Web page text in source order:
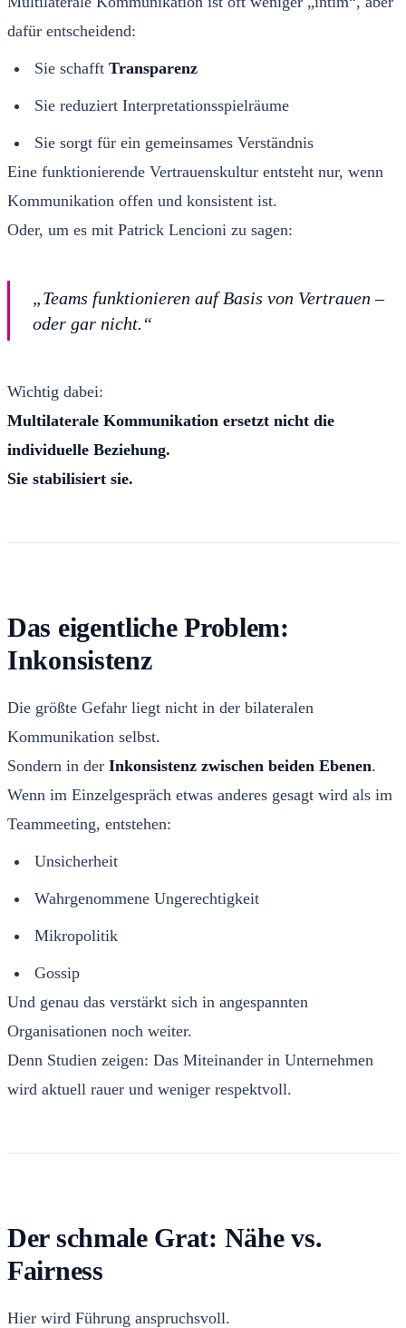
dafür entscheidend:
Sie schafft Transparenz
Sie reduziert Interpretationsspielräume
Sie sorgt für ein gemeinsames Verständnis
Eine funktionierende Vertrauenskultur entsteht nur, wenn
Kommunikation offen und konsistent ist.
Oder, um es mit Patrick Lencioni zu sagen:
„Teams funktionieren auf Basis von Vertrauen –
oder gar nicht.“
Wichtig dabei:
Multilaterale Kommunikation ersetzt nicht die
individuelle Beziehung.
Sie stabilisiert sie.
Das eigentliche Problem:
Inkonsistenz
Die größte Gefahr liegt nicht in der bilateralen
Kommunikation selbst.
Sondern in der Inkonsistenz zwischen beiden Ebenen.
Wenn im Einzelgespräch etwas anderes gesagt wird als im
Teammeeting, entstehen:
Unsicherheit
Wahrgenommene Ungerechtigkeit
Mikropolitik
Gossip
Und genau das verstärkt sich in angespannten
Organisationen noch weiter.
Denn Studien zeigen: Das Miteinander in Unternehmen
wird aktuell rauer und weniger respektvoll.
Der schmale Grat: Nähe vs.
Fairness
Hier wird Führung anspruchsvoll.